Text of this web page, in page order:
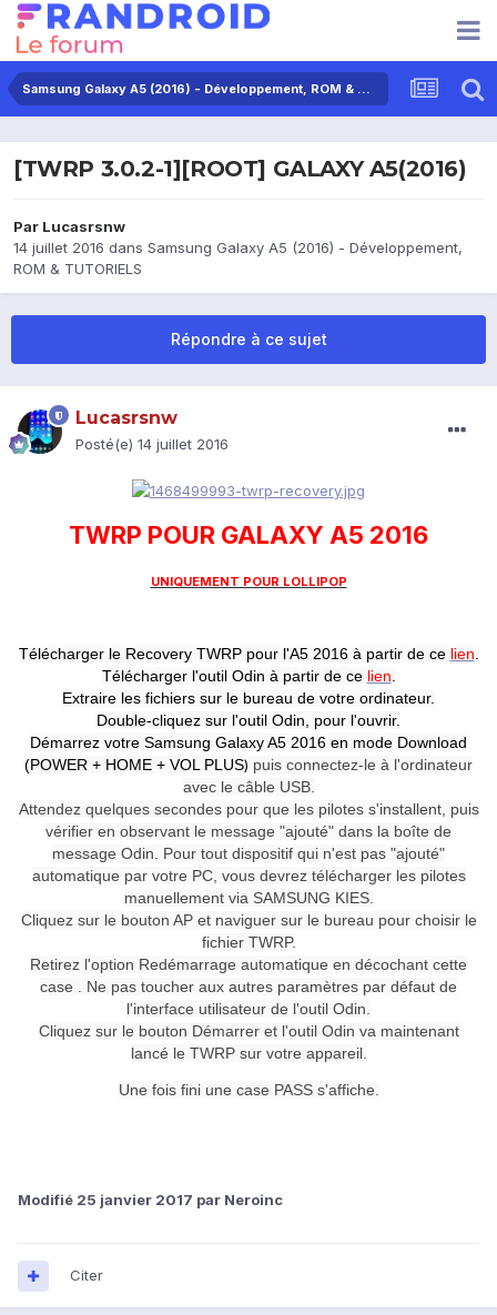
Samsung Galaxy A5 (2016) - Développement, ROM & TUTORIELS
[TWRP 3.0.2-1][ROOT] GALAXY A5(2016)
Par Lucasrsnw
14 juillet 2016 dans Samsung Galaxy A5 (2016) - Développement,
ROM & TUTORIELS
Répondre à ce sujet
Lucasrsnw
Posté(e) 14 juillet 2016
TWRP POUR GALAXY A5 2016
UNIQUEMENT POUR LOLLIPOP
Télécharger le Recovery TWRP pour l'A5 2016 à partir de ce lien
Télécharger l'outil Odin à partir de ce lien
Extraire les fichiers sur le bureau de votre ordinateur.
Double-cliquez sur l'outil Odin, pour l'ouvrir.
Démarrez votre Samsung Galaxy A5 2016 en mode Download
(POWER + HOME + VOL PLUS) puis connectez-le à l'ordinateur
avec le câble USB.
Attendez quelques secondes pour que les pilotes s'installent, puis
vérifier en observant le message "ajouté" dans la boîte de
message Odin. Pour tout dispositif qui n'est pas "ajouté"
automatique par votre PC, vous devrez télécharger les pilotes
manuellement via SAMSUNG KIES.
Cliquez sur le bouton AP et naviguer sur le bureau pour choisir le
fichier TWRP.
Retirez l'option Redémarrage automatique en décochant cette
case . Ne pas toucher aux autres paramètres par défaut de
l'interface utilisateur de l'outil Odin.
Cliquez sur le bouton Démarrer et l'outil Odin va maintenant
lancé le TWRP sur votre appareil.
Une fois fini une case PASSs'affiche.
Modifié 25 janvier 2017 par Neroinc
Citer